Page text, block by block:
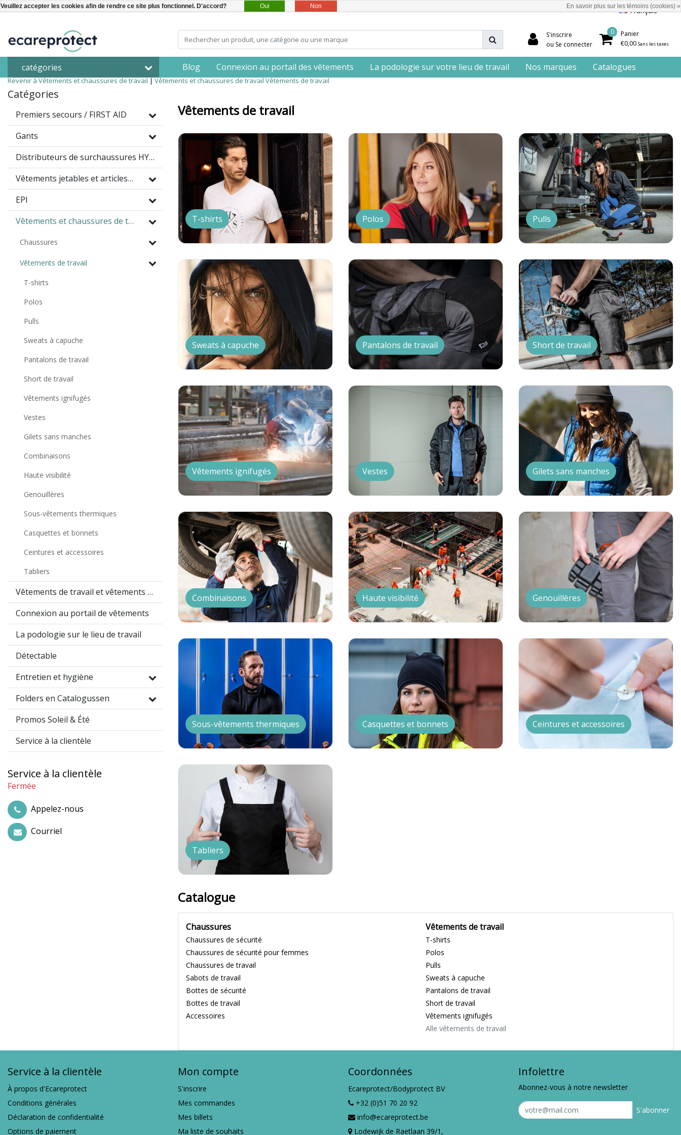
Français
S'inscrire
ou Se connecter
0
Panier
€0,00 Sans les taxes
catégories Blog Connexion au portail des vêtements La podologie sur votre lieu de travail Nos marques Catalogues
Revenir à Vêtements et chaussures de travail|Vêtements et chaussures de travailVêtements de travail
Catégories
Premiers secours / FIRST AID
Gants
Distributeurs de surchaussures HYGOMAT
Vêtements jetables et articles à usage unique
EPI
Vêtements et chaussures de travail
Chaussures
Vêtements de travail
T-shirts
Polos
Pulls
Sweats à capuche
Pantalons de travail
Short de travail
Vêtements ignifugés
Vestes
Gilets sans manches
Combinaisons
Haute visibilité
Genouillères
Sous-vêtements thermiques
Casquettes et bonnets
Ceintures et accessoires
Tabliers
Vêtements de travail et vêtements promotionnels
Connexion au portail de vêtements
La podologie sur le lieu de travail
Détectable
Entretien et hygiène
Folders en Catalogussen
Promos Soleil & Été
Service à la clientèle
Service à la clientèle
Fermée
Appelez-nous
Courriel
Vêtements de travail
T-shirts Polos Pulls
Sweats à capuche Pantalons de travail Short de travail
Vêtements ignifugés Vestes Gilets sans manches
Combinaisons Haute visibilité Genouillères
Sous-vêtements thermiques Casquettes et bonnets Ceintures et accessoires
Tabliers
Catalogue
Chaussures
Chaussures de sécurité
Chaussures de sécurité pour femmes
Chaussures de travail
Sabots de travail
Bottes de sécurité
Bottes de travail
Accessoires
Vêtements de travail
T-shirts
Polos
Pulls
Sweats à capuche
Pantalons de travail
Short de travail
Vêtements ignifugés
Alle vêtements de travail
Service à la clientèle
À propos d'Ecareprotect
Conditions générales
Déclaration de confidentialité
Options de paiement
Mon compte
S'inscrire
Mes commandes
Mes billets
Ma liste de souhaits
Coordonnées
Ecareprotect/Bodyprotect BV
+32 (0)51 70 20 92
info@ecareprotect.be
Lodewijk de Raetlaan 39/1,
Infolettre
Abonnez-vous à notre newsletter
S'abonner
Veuillez accepter les cookies afin de rendre ce site plus fonctionnel. D'accord? Oui Non En savoir plus sur les témoins (cookies) »